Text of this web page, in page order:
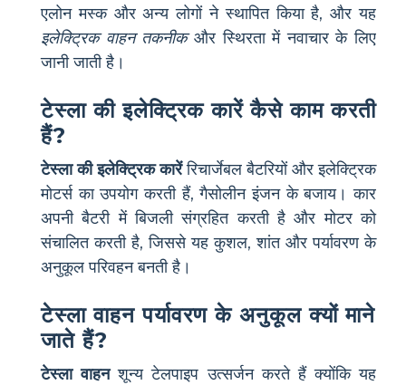
एलोन मस्क और अन्य लोगों ने स्थापित किया है, और यह
इलेक्ट्रिक वाहन तकनीकऔर स्थिरता में नवाचार के लिए
जानी जाती है।
टेस्ला की इलेक्ट्रिक कारें कैसे काम करती
हैं?
टेस्ला की इलेक्ट्रिक कारेंरिचार्जेबल बैटरियों और इलेक्ट्रिक
मोटर्स का उपयोग करती हैं, गैसोलीन इंजन के बजाय। कार
अपनी बैटरी में बिजली संग्रहित करती है और मोटर को
संचालित करती है, जिससे यह कुशल, शांत और पर्यावरण के
अनुकूल परिवहन बनती है।
टेस्ला वाहन पर्यावरण के अनुकूल क्यों माने
जाते हैं?
टेस्ला वाहनशून्य टेलपाइप उत्सर्जन करते हैं क्योंकि यह